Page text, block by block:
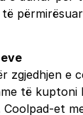
zgjedhjen e
të kuptoni
Coolpad-et